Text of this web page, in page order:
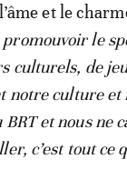
et le
promouvoir le
culturels, de
notre culture et
et nous ne
c’est tout ce